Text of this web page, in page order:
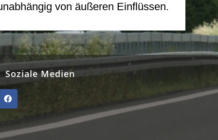
von äußeren Einflüssen.
Soziale Medien